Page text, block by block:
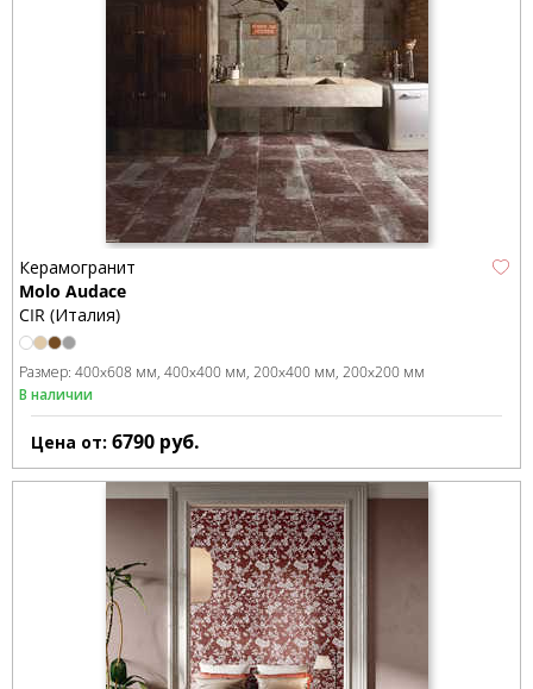
Керамогранит
Molo Audace
CIR (Италия)
Размер: 400x608 мм 400x400 мм 200x400 мм 200x200 мм
В наличии
Цена от: 6790 руб.